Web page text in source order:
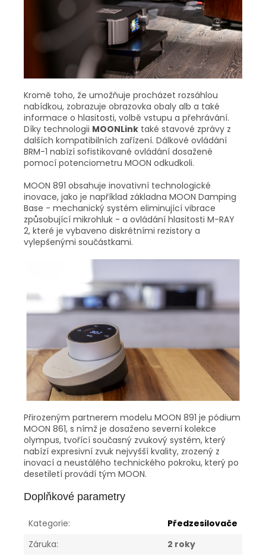
Kromě toho, že umožňuje procházet rozsáhlou
nabídkou, zobrazuje obrazovka obaly alb a také
informace o hlasitosti, volbě vstupu a přehrávání.
Díky technologii MOONLink také stavové zprávy z
dalších kompatibilních zařízení. Dálkové ovládání
BRM-1 nabízí sofistikované ovládání dosažené
pomocí potenciometru MOON odkudkoli.
MOON 891 obsahuje inovativní technologické
inovace, jako je například základna MOON Damping
Base - mechanický systém eliminující vibrace
způsobující mikrohluk - a ovládání hlasitosti M-RAY
2, které je vybaveno diskrétními rezistory a
vylepšenými součástkami.
Přirozeným partnerem modelu MOON 891 je pódium
MOON 861, s nímž je dosaženo severní kolekce
olympus, tvořící současný zvukový systém, který
nabízí expresivní zvuk nejvyšší kvality, zrozený z
inovací a neustálého technického pokroku, který po
desetiletí provádí tým MOON.
Doplňkové parametry
Kategorie:
Předzesilovače
Záruka: 2 roky